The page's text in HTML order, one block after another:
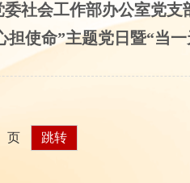
社会工作部办公室党支
担使命”主题党日暨“当
页 跳转